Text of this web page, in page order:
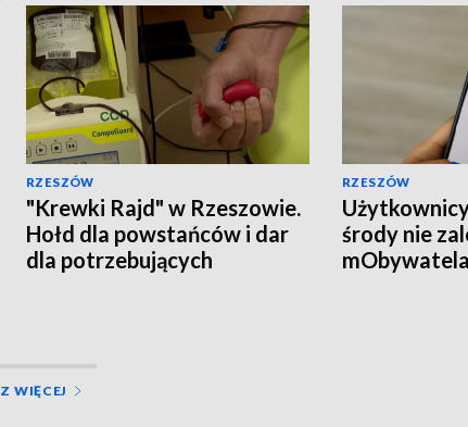
RZESZÓW
"Krewki Rajd" w Rzeszowie.
Hołd dla powstańców i dar
dla potrzebujących
RZESZÓW
środy nie
WIĘCEJ